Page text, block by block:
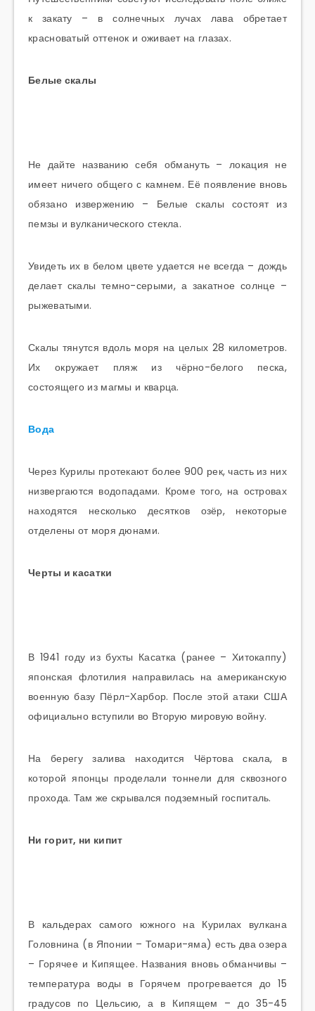
к закату – в солнечных лучах лава обретает
красноватый оттенок и оживает на глазах.
Белые скалы
Не дайте названию себя обмануть – локация не
имеет ничего общего с камнем. Её появление вновь
обязано извержению – Белые скалы состоят из
пемзы и вулканического стекла.
Увидеть их в белом цвете удается не всегда – дождь
делает скалы темно-серыми, а закатное солнце –
рыжеватыми.
Скалы тянутся вдоль моря на целых 28 километров.
Их окружает пляж из чёрно-белого песка,
состоящего из магмы и кварца.
Вода
Через Курилы протекают более 900 рек, часть из них
низвергаются водопадами. Кроме того, на островах
находятся несколько десятков озёр, некоторые
отделены от моря дюнами.
Черты и касатки
В 1941 году из бухты Касатка (ранее – Хитокаппу)
японская флотилия направилась на американскую
военную базу Пёрл-Харбор. После этой атаки США
официально вступили во Вторую мировую войну.
На берегу залива находится Чёртова скала, в
которой японцы проделали тоннели для сквозного
прохода. Там же скрывался подземный госпиталь.
Ни горит, ни кипит
В кальдерах самого южного на Курилах вулкана
Головнина (в Японии – Томари-яма) есть два озера
– Горячее и Кипящее. Названия вновь обманчивы –
температура воды в Горячем прогревается до 15
градусов по Цельсию, а в Кипящем – до 35-45